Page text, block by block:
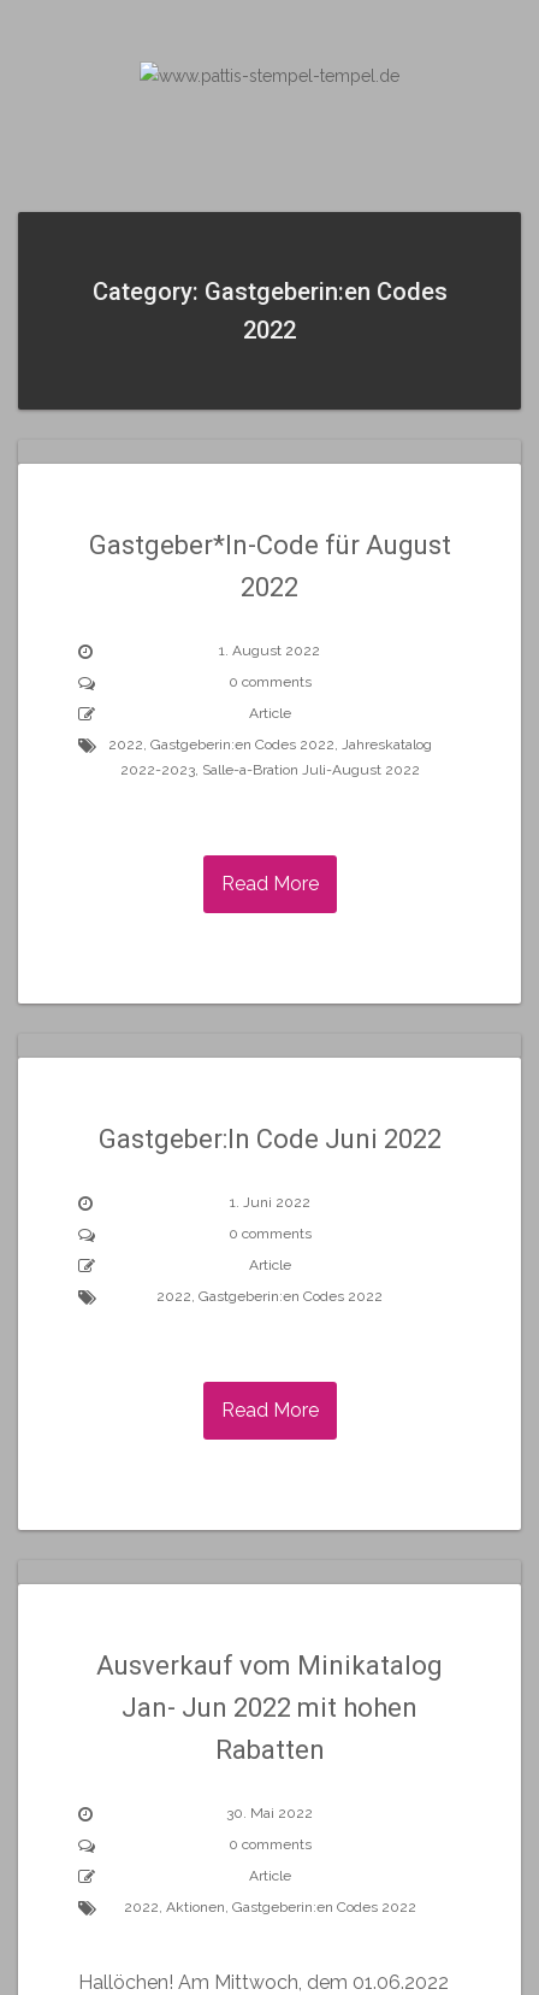
Category: Gastgeberin:en Codes
2022
Gastgeber*In-Code für August
2022
1. August 2022
0 comments
Article
2022, Gastgeberin:en Codes 2022, Jahreskatalog
2022-2023, Salle-a-Bration Juli-August 2022
Read More
Gastgeber:In Code Juni 2022
1. Juni 2022
0 comments
Article
2022, Gastgeberin:en Codes 2022
Read More
Ausverkauf vom Minikatalog
Jan- Jun 2022 mit hohen
Rabatten
30. Mai 2022
0 comments
Article
2022, Aktionen, Gastgeberin:en Codes 2022
Hallöchen! Am Mittwoch, dem 01.06.2022